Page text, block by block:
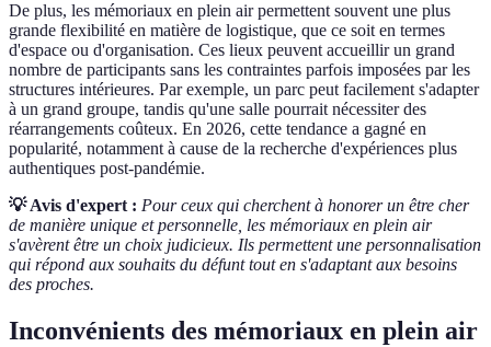
De plus, les mémoriaux en plein air permettent souvent une plus
grande flexibilité en matière de logistique, que ce soit en termes
d'espace ou d'organisation. Ces lieux peuvent accueillir un grand
nombre de participants sans les contraintes parfois imposées par les
structures intérieures. Par exemple, un parc peut facilement s'adapter
à un grand groupe, tandis qu'une salle pourrait nécessiter des
réarrangements coûteux. En 2026, cette tendance a gagné en
popularité, notamment à cause de la recherche d'expériences plus
authentiques post-pandémie.
💡 Avis d'expert : Pour ceux qui cherchent à honorer un être cher
de manière unique et personnelle, les mémoriaux en plein air
s'avèrent être un choix judicieux. Ils permettent une personnalisation
qui répond aux souhaits du défunt tout en s'adaptant aux besoins
des proches.
Inconvénients des mémoriaux en plein air